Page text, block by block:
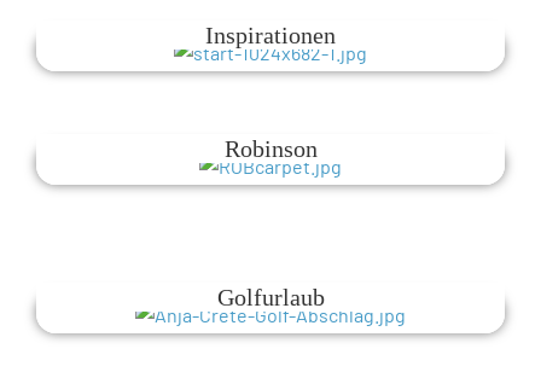
Inspirationen
Robinson
Golfurlaub